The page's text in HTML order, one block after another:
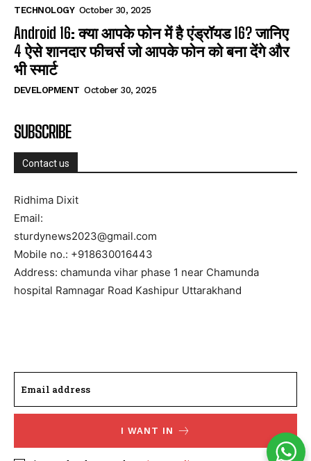
TECHNOLOGY October 30, 2025
Android 16: क्या आपके फोन में है एंड्रॉयड 16? जानिए
4 ऐसे शानदार फीचर्स जो आपके फोन को बना देंगे और
भी स्मार्ट
DEVELOPMENT October 30, 2025
SUBSCRIBE
Contact us
Ridhima Dixit
Email:
sturdynews2023@gmail.com
Mobile no.: +918630016443
Address: chamunda vihar phase 1 near Chamunda
hospital Ramnagar Road Kashipur Uttarakhand
I WANT IN